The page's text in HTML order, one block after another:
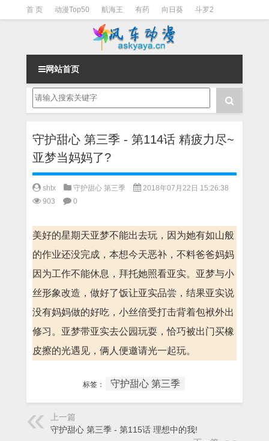
首 页 动漫Top50 航海王 有药 向日葵 斗罗2
一拳超人 柯南 阴阳师
网站首页
守护甜心 第三季 - 第114话 精疲力尽~
亚梦当妈妈了?
shtx 守护甜心 第三季
2018年07月22日 15:26:38
903
0
美好的星期天亚梦不能出去玩，因为她有如山般
的作业还没完成，本想今天恶补，不料爸爸妈妈
因为工作不能休息，拜托她照看亚实。亚梦与小
丝形象改造，做好了饭让亚实品尝，结果亚实说
没有妈妈做的好吃，小丝倍受打击背着包袱外出
修习。亚梦带亚实去公园玩耍，恰巧被出门买橡
皮擦的光遇见，俩人便邀请光一起玩。
标签： 守护甜心 第三季
上一篇
守护甜心 第三季 - 第115话 理想中的我!